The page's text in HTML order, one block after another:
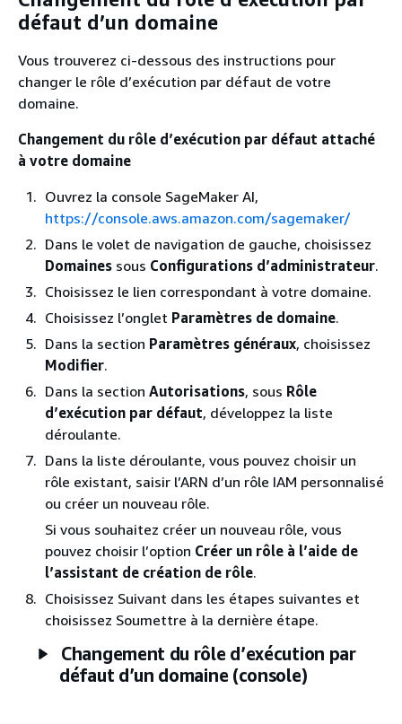
défaut d’un domaine
Vous trouverez ci-dessous des instructions pour
changer le rôle d’exécution par défaut de votre
domaine.
Changement du rôle d’exécution par défaut attaché
à votre domaine
Ouvrez la console SageMaker AI,
https://console.aws.amazon.com/sagemaker/
Dans le volet de navigation de gauche, choisissez
Domaines sous Configurations d’administrateur.
Choisissez le lien correspondant à votre domaine.
Choisissez l’onglet Paramètres de domaine.
Dans la section Paramètres généraux, choisissez
Modifier.
Dans la section Autorisations, sous Rôle
d’exécution par défaut, développez la liste
déroulante.
Dans la liste déroulante, vous pouvez choisir un
rôle existant, saisir l’ARN d’un rôle IAM personnalisé
ou créer un nouveau rôle.
Si vous souhaitez créer un nouveau rôle, vous
pouvez choisir l’option Créer un rôle à l’aide de
l’assistant de création de rôle.
Choisissez Suivant dans les étapes suivantes et
choisissez Soumettre à la dernière étape.
Changement du rôle d’exécution par
défaut d’un domaine (console)